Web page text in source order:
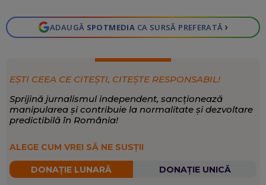
ADAUGĂ SPOTMEDIA CA SURSĂ PREFERATĂ ›
EȘTI CEEA CE CITEȘTI, CITEȘTE RESPONSABIL!
Sprijină jurnalismul independent, sancționează
manipularea și contribuie la normalitate și dezvoltare
predictibilă în România!
ALEGE CUM VREI SĂ NE SUSȚII
DONAȚIE LUNARĂ DONAȚIE UNICĂ